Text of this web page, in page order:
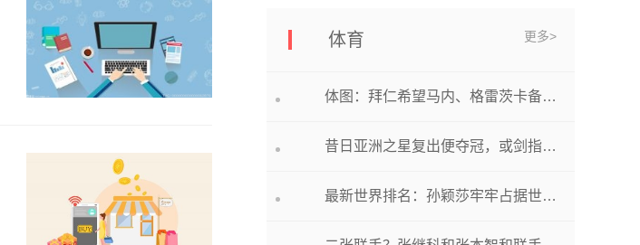
体育 更多>
体图：拜仁希望马内、格雷茨卡备战期认清自我价值，并考虑离队
昔日亚洲之星复出便夺冠，或剑指美网资格赛名额
最新世界排名：孙颖莎牢牢占据世界第一，20岁小将7连胜夺亚军排名76